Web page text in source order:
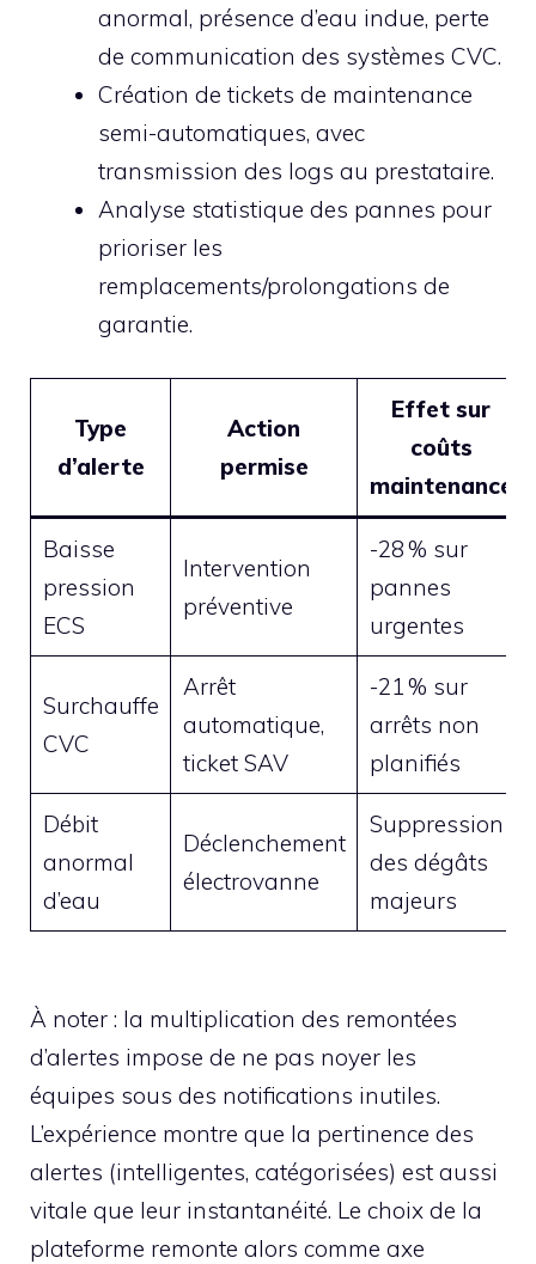
anormal, présence d’eau indue, perte
de communication des systèmes CVC.
Création de tickets de maintenance
semi-automatiques, avec
transmission des logs au prestataire.
Analyse statistique des pannes pour
prioriser les
remplacements/prolongations de
garantie.
Type
d’alerte
Action
permise
Effet sur
coûts
maintenance
Baisse
pression
ECS
Intervention
préventive
-28 % sur
pannes
urgentes
Surchauffe
CVC
Arrêt
automatique,
ticket SAV
-21 % sur
arrêts non
planifiés
Débit
anormal
d’eau
Déclenchement
électrovanne
Suppression
des dégâts
majeurs
À noter : la multiplication des remontées
d’alertes impose de ne pas noyer les
équipes sous des notifications inutiles.
L’expérience montre que la pertinence des
alertes (intelligentes, catégorisées) est aussi
vitale que leur instantanéité. Le choix de la
plateforme remonte alors comme axe